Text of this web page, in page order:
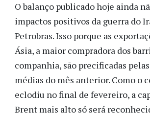
O balanço publicado hoje ainda
impactos positivos da guerra do
Petrobras. Isso porque as
Ásia, a maior compradora dos
companhia, são precificadas
médias do mês anterior. Como o
eclodiu no final de fevereiro, a
Brent mais alto só será